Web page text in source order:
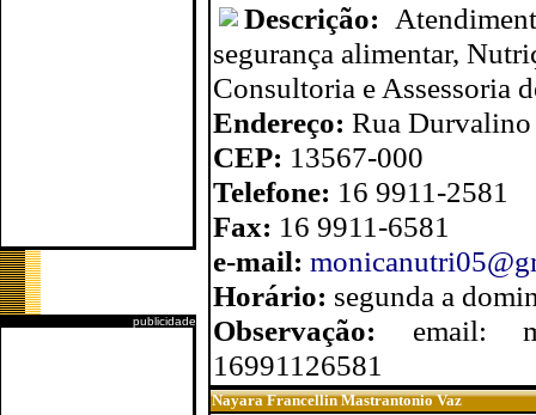
publicidade
Descrição:
segurança alimentar,
Consultoria e Assessoria
Endereço: Rua
CEP: 13567-000
Telefone: 16 9911-2581
Fax: 16 9911-6581
e-mail:
Horário: segunda a
Observação: email:
16991126581
Nayara Francellin Mastrantonio Vaz